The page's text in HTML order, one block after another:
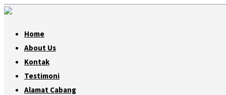
Home
About Us
Kontak
Testimoni
Alamat Cabang